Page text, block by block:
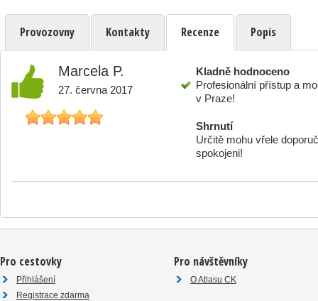
Provozovny Kontakty Recenze Popis
Marcela P.
27. června 2017
Kladně hodnoceno
Profesionální přístup a
v Praze!
Shrnutí
Určitě mohu vřele
spokojeni!
Pro cestovky
Přihlášení
Registrace zdarma
Pro návštěvníky
O Atlasu CK